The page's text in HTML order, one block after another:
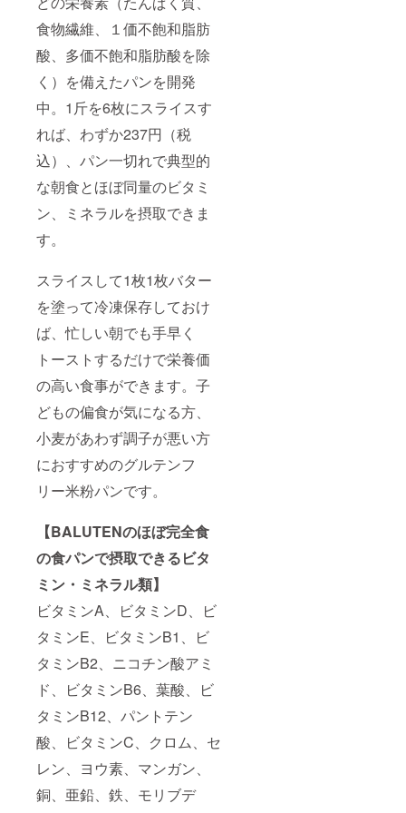
食物繊維、１価不飽和脂肪
酸、多価不飽和脂肪酸を除
く）を備えたパンを開発
中。1斤を6枚にスライスす
れば、わずか237円（税
込）、パン一切れで典型的
な朝食とほぼ同量のビタミ
ン、ミネラルを摂取できま
す。
スライスして1枚1枚バター
を塗って冷凍保存しておけ
ば、忙しい朝でも手早く
トーストするだけで栄養価
の高い食事ができます。子
どもの偏食が気になる方、
小麦があわず調子が悪い方
におすすめのグルテンフ
リー米粉パンです。
【BALUTENのほぼ完全食
の食パンで摂取できるビタ
ミン・ミネラル類】
ビタミンA、ビタミンD、ビ
タミンE、ビタミンB1、ビ
タミンB2、ニコチン酸アミ
ド、ビタミンB6、葉酸、ビ
タミンB12、パントテン
酸、ビタミンC、クロム、セ
レン、ヨウ素、マンガン、
銅、亜鉛、鉄、モリブデ